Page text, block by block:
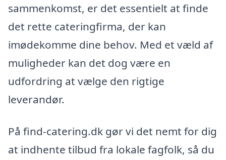
sammenkomst, er det essentielt at finde
det rette cateringfirma, der kan
imødekomme dine behov. Med et væld af
muligheder kan det dog være en
udfordring at vælge den rigtige
leverandør.
På find-catering.dk gør vi det nemt for dig
at indhente tilbud fra lokale fagfolk, så du